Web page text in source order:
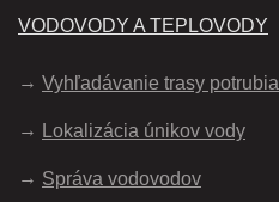
VODOVODY A TEPLOVODY
Vyhľadávanie trasy potrubia
Lokalizácia únikov vody
Správa vodovodov